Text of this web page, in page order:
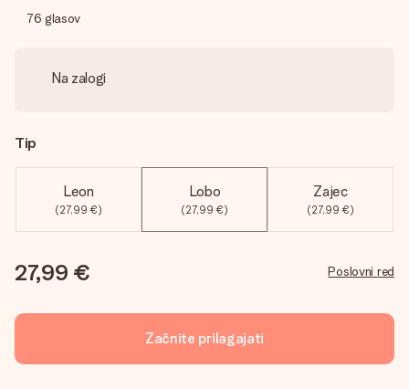
76 glasov
Na zalogi
Tip
Leon
(27,99 €)
Lobo
(27,99 €)
Zajec
(27,99 €)
27,99 € Poslovni red
Začnite prilagajati